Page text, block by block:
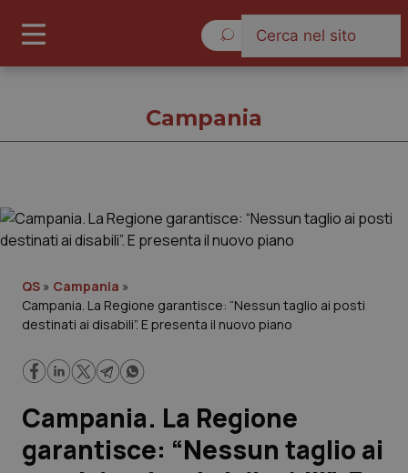
Governo e Parlamento
Regioni e Asl
Lavoro e Professioni
Scienza e Farmaci
Campania
QS » Campania »
Campania. La Regione garantisce: “Nessun taglio ai posti
destinati ai disabili”. E presenta il nuovo piano
Campania. La Regione
garantisce: “Nessun taglio ai